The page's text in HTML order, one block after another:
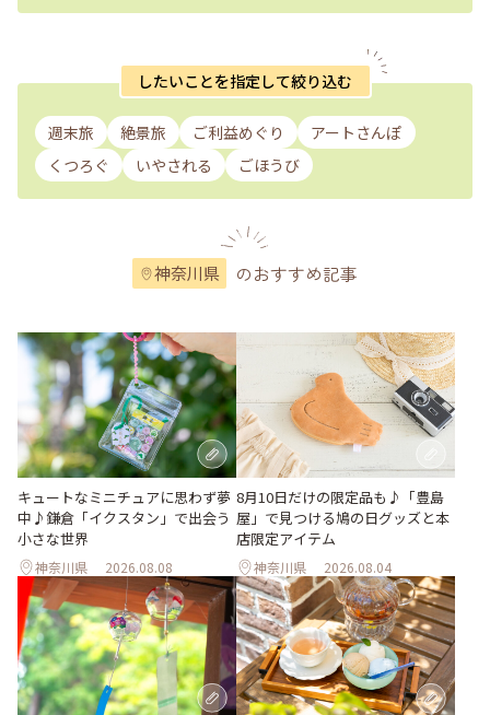
したいことを指定して絞り込む
週末旅 絶景旅 ご利益めぐり
アートさんぽ
くつろぐ
いやされる ごほうび
神奈川県 のおすすめ記事
キュートなミニチュアに思わず夢
中♪鎌倉「イクスタン」で出会う
小さな世界
神奈川県 2026.08.08
8月10日だけの限定品も♪「豊島
屋」で見つける鳩の日グッズと本
店限定アイテム
神奈川県 2026.08.04